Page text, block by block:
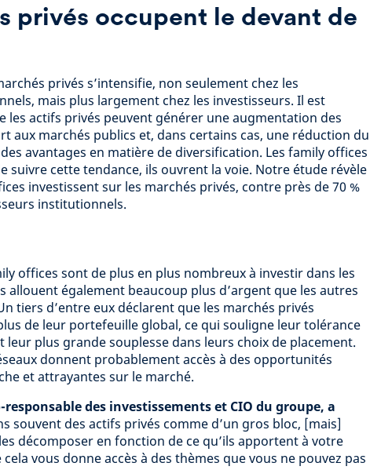
privés occupent le devant de
privés s’intensifie, non seulement chez les
mais plus largement chez les investisseurs. Il est
les actifs privés peuvent générer une augmentation des
aux marchés publics et, dans certains cas, une réduction du
avantages en matière de diversification. Les family offices
suivre cette tendance, ils ouvrent la voie. Notre étude révèle
investissent sur les marchés privés, contre près de 70 %
institutionnels.
offices sont de plus en plus nombreux à investir dans les
allouent également beaucoup plus d’argent que les autres
tiers d’entre eux déclarent que les marchés privés
de leur portefeuille global, ce qui souligne leur tolérance
leur plus grande souplesse dans leurs choix de placement.
donnent probablement accès à des opportunités
et attrayantes sur le marché.
des investissements et CIO du groupe, a
souvent des actifs privés comme d’un gros bloc, [mais]
décomposer en fonction de ce qu’ils apportent à votre
vous donne accès à des thèmes que vous ne pouvez pas